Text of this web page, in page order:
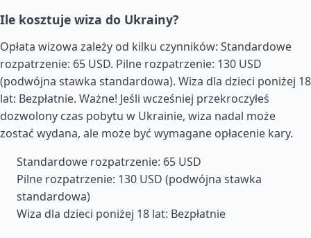
Ile kosztuje wiza do Ukrainy?
Opłata wizowa zależy od kilku czynników: Standardowe
rozpatrzenie: 65 USD. Pilne rozpatrzenie: 130 USD
(podwójna stawka standardowa). Wiza dla dzieci poniżej 18
lat: Bezpłatnie. Ważne! Jeśli wcześniej przekroczyłeś
dozwolony czas pobytu w Ukrainie, wiza nadal może
zostać wydana, ale może być wymagane opłacenie kary.
Standardowe rozpatrzenie: 65 USD
Pilne rozpatrzenie: 130 USD (podwójna stawka
standardowa)
Wiza dla dzieci poniżej 18 lat: Bezpłatnie